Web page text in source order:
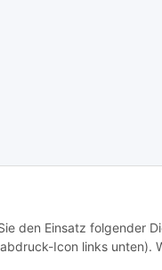
den Einsatz folgender
Icon links unten).